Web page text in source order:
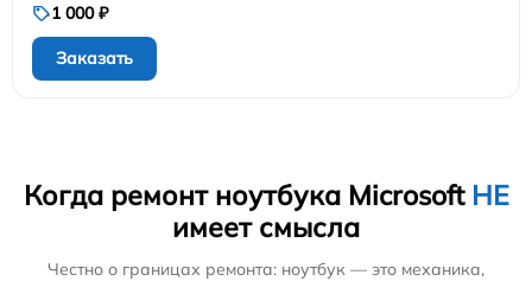
1 000 ₽
Заказать
Когда ремонт ноутбука Microsoft НЕ
имеет смысла
Честно о границах ремонта: ноутбук — это механика,